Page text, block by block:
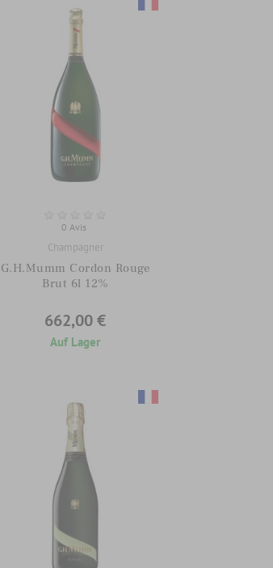
0 Avis
Champagner
G.H.Mumm Cordon Rouge
Brut 6l 12%
662,00 €
Auf Lager